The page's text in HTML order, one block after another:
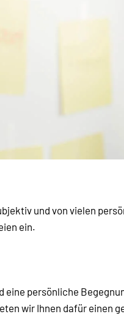
und von vielen
ein.
persönliche
wir Ihnen dafür einen